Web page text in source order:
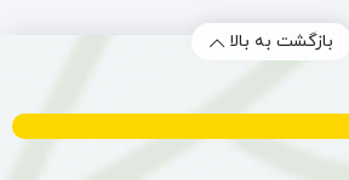
بازگشت به بالا